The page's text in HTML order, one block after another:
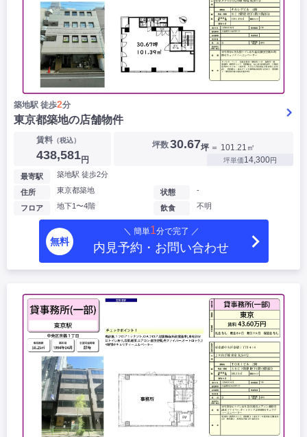
築地駅 徒歩2分
東京都築地の店舗物件
賃料（税込）
438,581円
坪数30.67坪 ＝ 101.21㎡
坪単価14,300円
最寄駅 築地駅 徒歩2分
住所 東京都築地
フロア 地下1〜4階
状態 -
飲食 不明
無料
＼ 簡単1分で完了 ／
内見予約・お問い合わせ